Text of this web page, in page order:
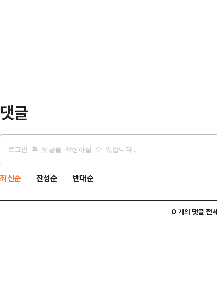
댓글
최신순 찬성순 반대순
0 개의 댓글 전